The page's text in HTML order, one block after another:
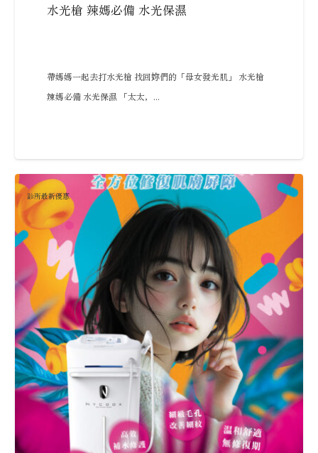
水光槍 辣媽必備 水光保濕
帶媽媽一起去打水光槍 找回妳們的「母女發光肌」 水光槍
辣媽必備 水光保濕 「太太，...
診所最新優惠